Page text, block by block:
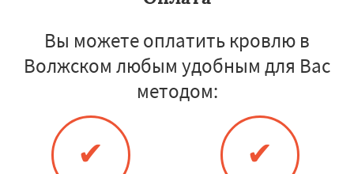
Вы можете оплатить кровлю в
Волжском любым удобным для Вас
методом:
✔ ✔